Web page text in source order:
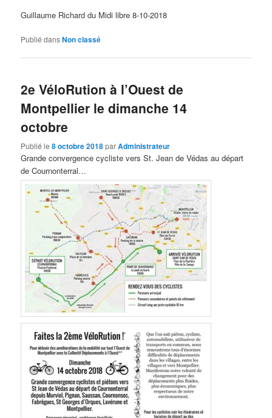
Guillaume Richard du Midi libre 8-10-2018
Publié dansNon classé
2e VéloRution à l’Ouest de
Montpellier le dimanche 14
octobre
Publié le8 octobre 2018parAdministrateur
Grande convergence cycliste vers St. Jean de Védas au départ
de Cournonterral…